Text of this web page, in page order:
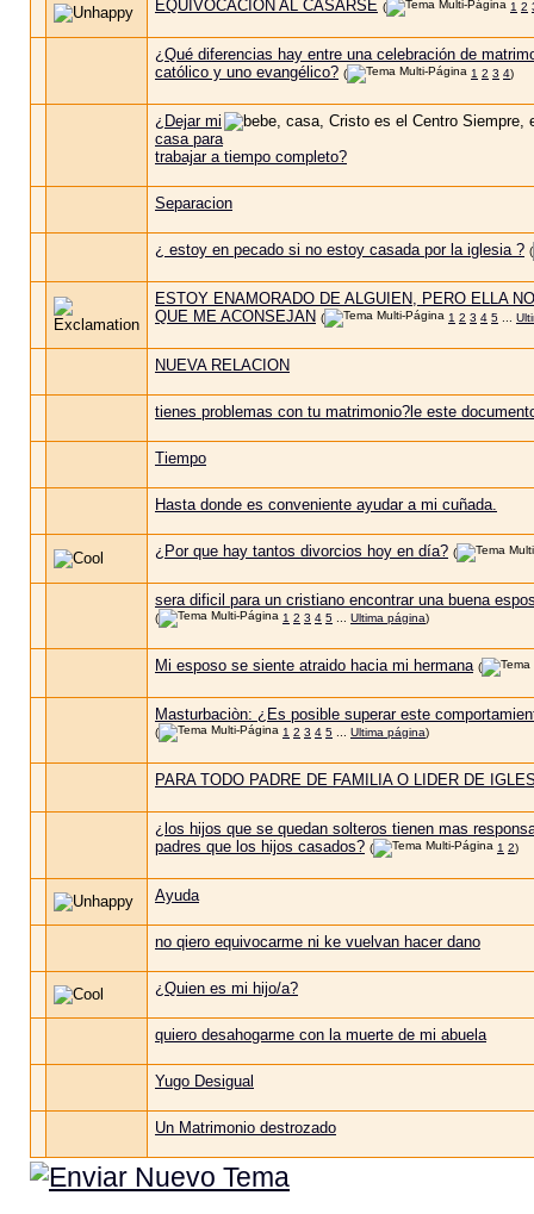
EQUIVOCACION AL CASARSE ( 1 2
¿Qué diferencias hay entre una celebración de
católico y uno evangélico? ( 1 2 3 4)
¿Dejar mi
casa para
trabajar a tiempo completo?
Separacion
¿ estoy en pecado si no estoy casada por la iglesia ? (
ESTOY ENAMORADO DE ALGUIEN, PERO ELLA
QUE ME ACONSEJAN ( 1 2 3 4 5
NUEVA RELACION
tienes problemas con tu matrimonio?le este
Tiempo
Hasta donde es conveniente ayudar a mi cuñada.
¿Por que hay tantos divorcios hoy en día? (
sera dificil para un cristiano encontrar una buena
( 1 2 3 4 5 Ultima página)
Mi esposo se siente atraido hacia mi hermana (
Masturbaciòn: ¿Es posible superar este
( 1 2 3 4 5 Ultima página)
PARA TODO PADRE DE FAMILIA O LIDER DE
¿los hijos que se quedan solteros tienen mas
padres que los hijos casados? ( 1 2)
Ayuda
no qiero equivocarme ni ke vuelvan hacer dano
¿Quien es mi hijo/a?
quiero desahogarme con la muerte de mi abuela
Yugo Desigual
Un Matrimonio destrozado